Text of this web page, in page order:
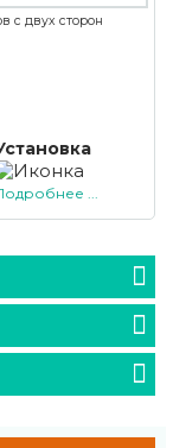
с двух сторон
...